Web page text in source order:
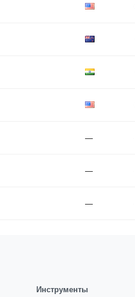
—
—
—
Инструменты